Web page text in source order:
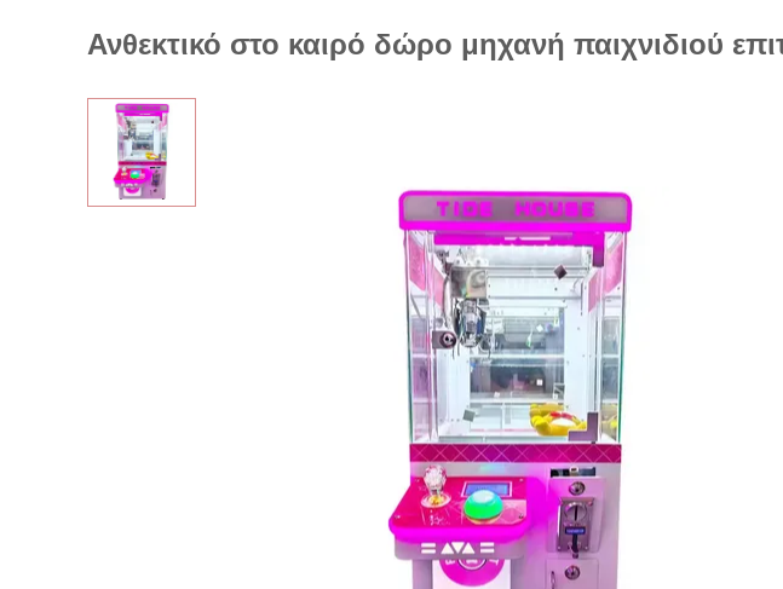
Ανθεκτικό στο καιρό δώρο μηχανή παιχνιδιού